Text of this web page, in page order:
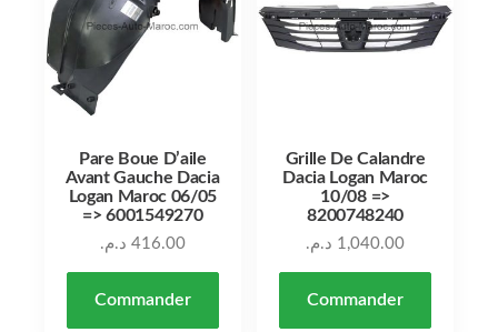
Pare Boue D’aile
Avant Gauche Dacia
Logan Maroc 06/05
=> 6001549270
416.00 د.م.
Commander
Grille De Calandre
Dacia Logan Maroc
10/08 =>
8200748240
1,040.00 د.م.
Commander